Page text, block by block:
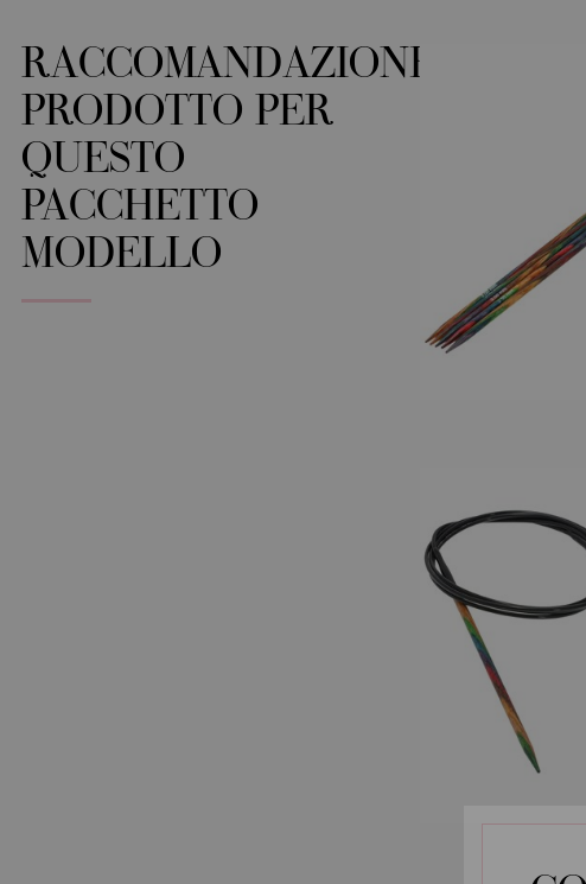
RACCOMANDAZIONE
PRODOTTO PER
QUESTO
PACCHETTO
MODELLO